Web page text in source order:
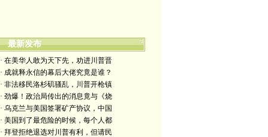
最新发布
· 在美华人敢为天下先，劝进川普晋
· 成就释永信的幕后大佬究竟是谁？
· 非法移民洛杉矶骚乱，川普开枪镇
· 劲爆！政治局传出的消息竟与《烧
· 乌克兰与美国签署矿产协议，中国
· 美国到了最危险的时候，每个人都
· 拜登拒绝退选对川普有利，但请民